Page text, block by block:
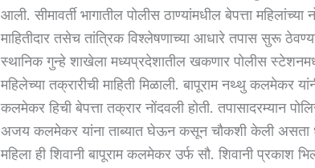
आली. सीमावर्ती भागातील पोलीस ठाण्यांमधील बेपत्ता
माहितीदार तसेच तांत्रिक विश्लेषणाच्या आधारे तपास सुरू
स्थानिक गुन्हे शाखेला मध्यप्रदेशातील खकणार पोलीस
महिलेच्या तक्रारीची माहिती मिळाली. बापूराम नथ्थु कलमेकर
कलमेकर हिची बेपत्ता तक्रार नोंदवली होती. तपासादरम्यान
अजय कलमेकर यांना ताब्यात घेऊन कसून चौकशी केली
महिला ही शिवानी बापूराम कलमेकर उर्फ सौ. शिवानी प्रकाश